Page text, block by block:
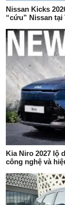
Nissan Kicks
“cứu” Nissan tại
Kia Niro 2027 lộ
công nghệ và